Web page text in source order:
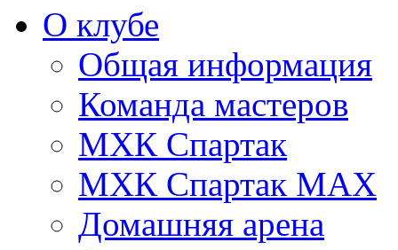
О клубе
Общая информация
Команда мастеров
МХК Спартак
МХК Спартак МАХ
Домашняя арена